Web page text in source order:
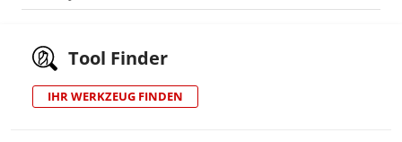
Tool Finder
IHR WERKZEUG FINDEN